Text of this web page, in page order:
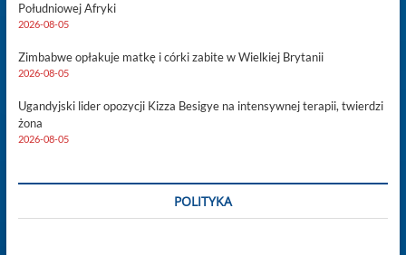
Południowej Afryki
2026-08-05
Zimbabwe opłakuje matkę i córki zabite w Wielkiej Brytanii
2026-08-05
Ugandyjski lider opozycji Kizza Besigye na intensywnej terapii, twierdzi
żona
2026-08-05
POLITYKA